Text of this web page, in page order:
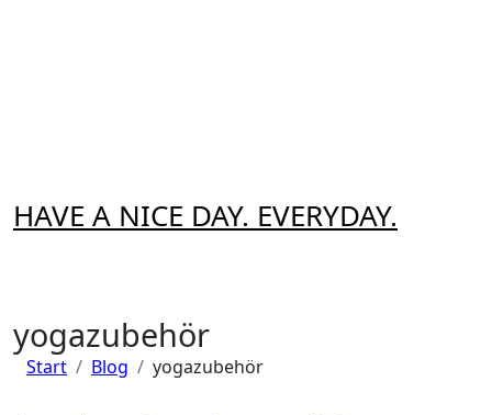
HAVE A NICE DAY. EVERYDAY.
yogazubehör
Start Blog yogazubehör